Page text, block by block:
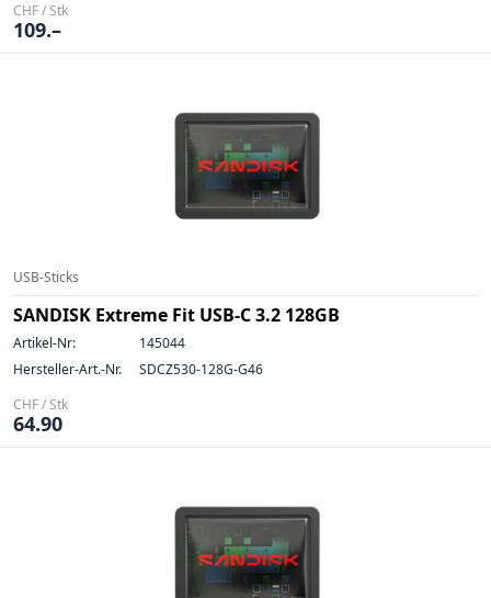
CHF / Stk
109.–
USB-Sticks
SANDISK Extreme Fit USB-C 3.2 128GB
Artikel-Nr:
145044
Hersteller-Art.-Nr.
SDCZ530-128G-G46
CHF / Stk
64.90